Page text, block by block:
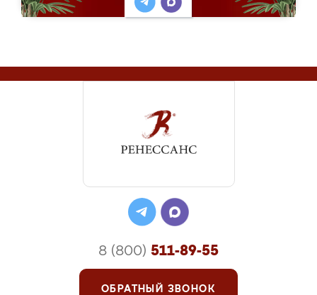
8 (800) 511-89-55
ОБРАТНЫЙ ЗВОНОК